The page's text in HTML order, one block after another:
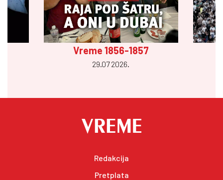
Vreme 1856-1857
29.07 2026.
Redakcija
Pretplata